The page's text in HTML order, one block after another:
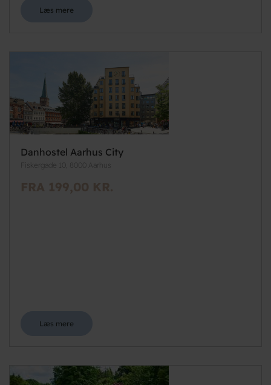
Læs mere
Danhostel Aarhus City
Fiskergade 10, 8000 Aarhus
FRA 199,00 KR.
Læs mere